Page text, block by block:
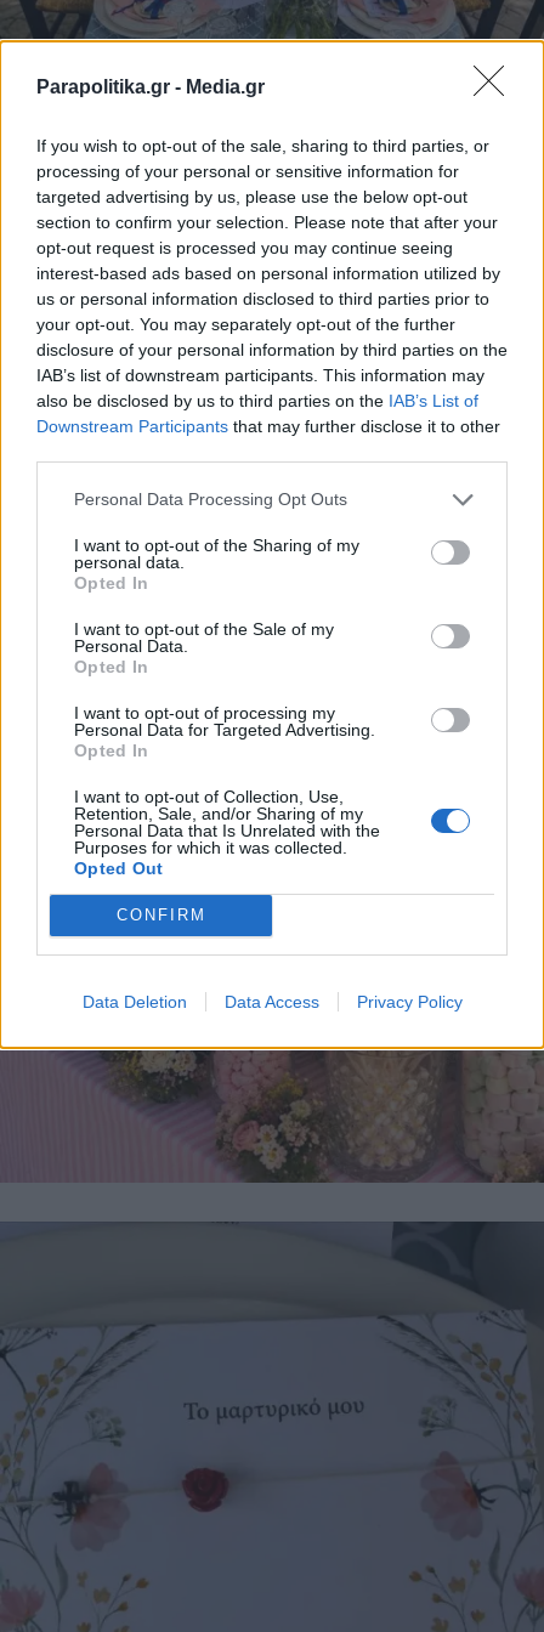
Parapolitika.gr - Media.gr
If you wish to opt-out of the sale, sharing to third parties, or
processing of your personal or sensitive information for
targeted advertising by us, please use the below opt-out
section to confirm your selection. Please note that after your
opt-out request is processed you may continue seeing
interest-based ads based on personal information utilized by
us or personal information disclosed to third parties prior to
your opt-out. You may separately opt-out of the further
disclosure of your personal information by third parties on the
IAB’s list of downstream participants. This information may
also be disclosed by us to third parties on the IAB’s List of
Downstream Participants that may further disclose it to other
Personal Data Processing Opt Outs
I want to opt-out of the Sharing of my
personal data.
Opted In
I want to opt-out of the Sale of my
Personal Data.
Opted In
I want to opt-out of processing my
Personal Data for Targeted Advertising.
Opted In
I want to opt-out of Collection, Use,
Retention, Sale, and/or Sharing of my
Personal Data that Is Unrelated with the
Purposes for which it was collected.
Opted Out
CONFIRM
Data Deletion Data Access Privacy Policy
Εγγραφή στο newsletter
Αποδέχομαι τους
και την πολιτική απορρήτου
X